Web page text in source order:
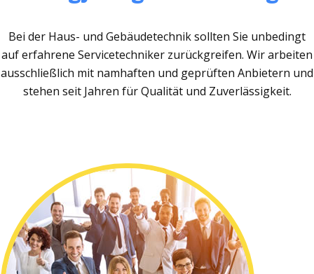
Bei der Haus- und Gebäudetechnik sollten Sie unbedingt
auf erfahrene Servicetechniker zurückgreifen. Wir arbeiten
ausschließlich mit namhaften und geprüften Anbietern und
stehen seit Jahren für Qualität und Zuverlässigkeit.